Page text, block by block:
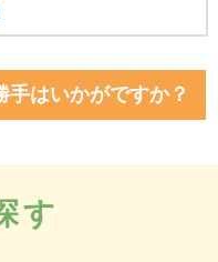
手はいかがですか？
す